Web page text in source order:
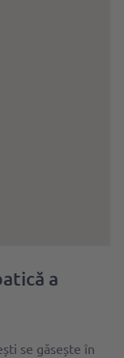
a
se găsește în